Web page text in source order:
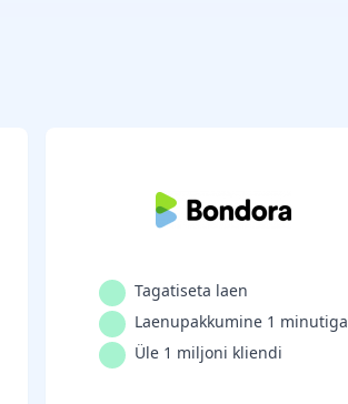
Tagatiseta laen
Laenupakkumine 1 minutiga
Üle 1 miljoni kliendi